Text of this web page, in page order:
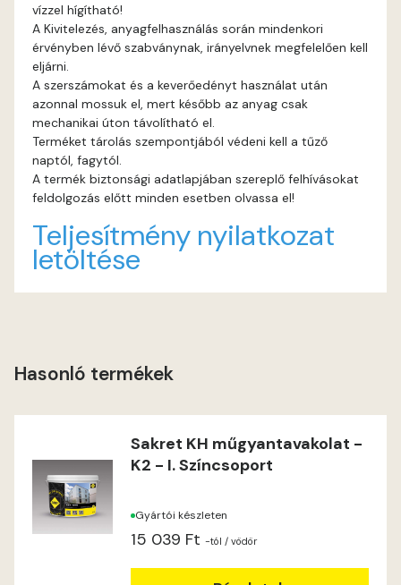
Heide E
Lilac D
Mandarin E
Mouse-grey E
vízzel hígítható!
A Kivitelezés, anyagfelhasználás során mindenkori
érvényben lévő szabványnak, irányelvnek megfelelően kell
eljárni.
A szerszámokat és a keverőedényt használat után
azonnal mossuk el, mert később az anyag csak
mechanikai úton távolítható el.
Terméket tárolás szempontjából védeni kell a tűző
naptól, fagytól.
A termék biztonsági adatlapjában szereplő felhívásokat
feldolgozás előtt minden esetben olvassa el!
Teljesítmény nyilatkozat
letöltése
Hasonló termékek
Sakret KH műgyantavakolat -
K2 - I. Színcsoport
Gyártói készleten
15 039 Ft -tól / vödör